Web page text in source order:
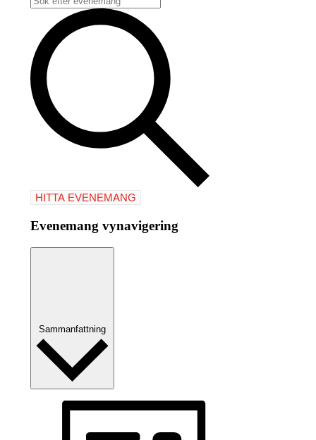
HITTA EVENEMANG
Evenemang vynavigering
Sammanfattning